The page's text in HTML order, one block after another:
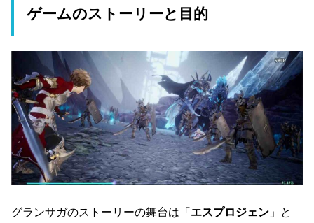
ゲームのストーリーと目的
グランサガのストーリーの舞台は「エスプロジェン 」と